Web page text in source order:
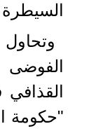
"حكومة